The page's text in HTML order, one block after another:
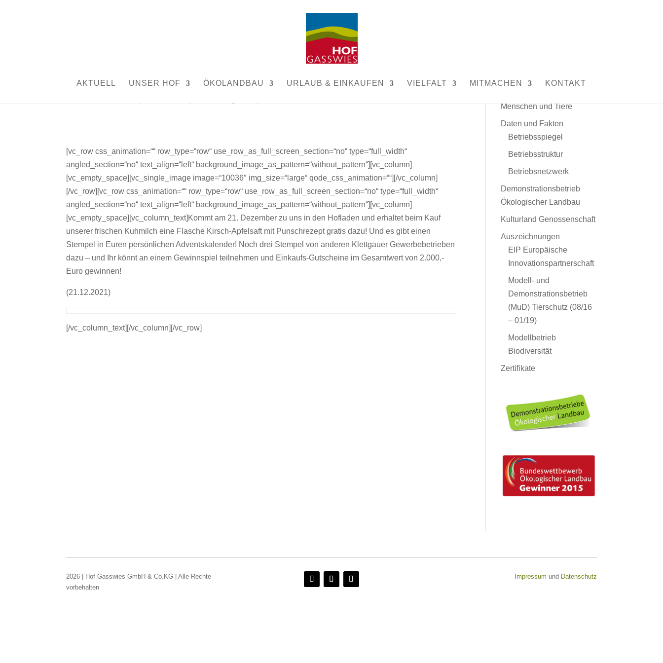
AKTUELL UNSER HOF ÖKOLANDBAU URLAUB & EINKAUFEN VIELFALT MITMACHEN KONTAKT
Gewerbe Klettgau: Adventskalender.
[vc_row css_animation=““ row_type=“row“ use_row_as_full_screen_section=“no“ type=“full_width“
angled_section=“no“ text_align=“left“ background_image_as_pattern=“without_pattern“][vc_column]
[vc_empty_space][vc_single_image image=“10036″ img_size=“large“ qode_css_animation=““][/vc_column]
[/vc_row][vc_row css_animation=““ row_type=“row“ use_row_as_full_screen_section=“no“ type=“full_width“
angled_section=“no“ text_align=“left“ background_image_as_pattern=“without_pattern“][vc_column]
[vc_empty_space][vc_column_text]Kommt am 21. Dezember zu uns in den Hofladen und erhaltet beim Kauf
unserer frischen Kuhmilch eine Flasche Kirsch-Apfelsaft mit Punschrezept gratis dazu! Und es gibt einen
Stempel in Euren persönlichen Adventskalender! Noch drei Stempel von anderen Klettgauer Gewerbebetrieben
dazu – und Ihr könnt an einem Gewinnspiel teilnehmen und Einkaufs-Gutscheine im Gesamtwert von 2.000,-
Euro gewinnen!
(21.12.2021)
[/vc_column_text][/vc_column][/vc_row]
Menschen und Tiere
Daten und Fakten
Betriebsspiegel
Betriebsstruktur
Betriebsnetzwerk
Demonstrationsbetrieb
Ökologischer Landbau
Kulturland Genossenschaft
Auszeichnungen
EIP Europäische
Innovationspartnerschaft
Modell- und
Demonstrationsbetrieb
(MuD) Tierschutz (08/16
– 01/19)
Modellbetrieb
Biodiversität
Zertifikate
2026 | Hof Gasswies GmbH & Co.KG | Alle Rechte
vorbehalten
Impressum und Datenschutz